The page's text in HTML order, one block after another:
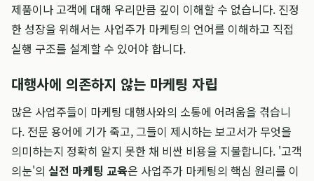
제품이나 고객에 대해 우리만큼 깊이 이해할 수 없습니다. 진정
한 성장을 위해서는 사업주가 마케팅의 언어를 이해하고 직접
실행 구조를 설계할 수 있어야 합니다.
대행사에 의존하지 않는 마케팅 자립
많은 사업주들이 마케팅 대행사와의 소통에 어려움을 겪습니
다. 전문 용어에 기가 죽고, 그들이 제시하는 보고서가 무엇을
의미하는지 정확히 알지 못한 채 비싼 비용을 지불합니다. '고객
의눈'의 실전 마케팅 교육은 사업주가 마케팅의 핵심 원리를 이